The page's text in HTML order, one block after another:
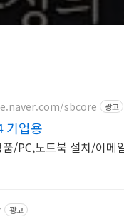
sbcore 광고
기업용
/PC,노트북 설치/이메
광고